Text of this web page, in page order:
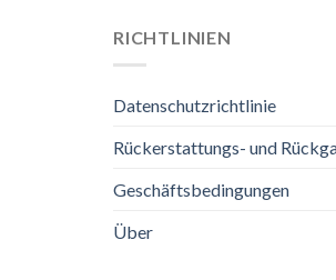
RICHTLINIEN
Datenschutzrichtlinie
Rückerstattungs- und
Geschäftsbedingungen
Über